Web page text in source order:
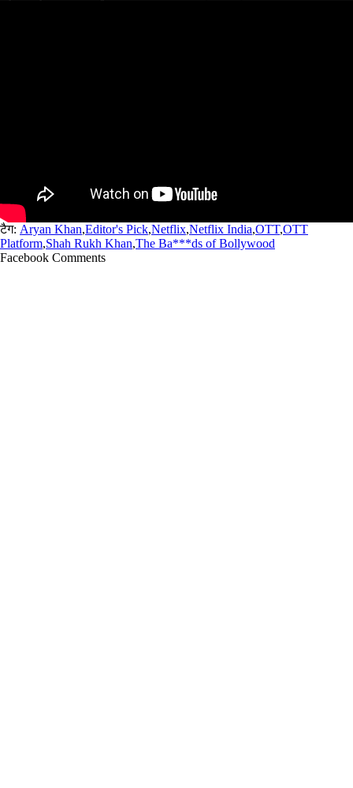
टैग: Aryan Khan,Editor's Pick,Netflix,Netflix India,OTT,OTT
Platform,Shah Rukh Khan,The Ba***ds of Bollywood
Facebook Comments